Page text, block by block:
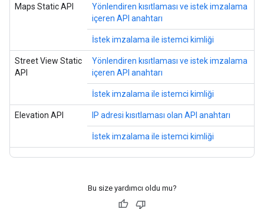
Maps Static API
Yönlendiren kısıtlaması ve istek imzalama
içeren API anahtarı
İstek imzalama ile istemci kimliği
Street View Static
API
Yönlendiren kısıtlaması ve istek imzalama
içeren API anahtarı
İstek imzalama ile istemci kimliği
Elevation API IP adresi kısıtlaması olan API anahtarı
İstek imzalama ile istemci kimliği
Bu size yardımcı oldu mu?